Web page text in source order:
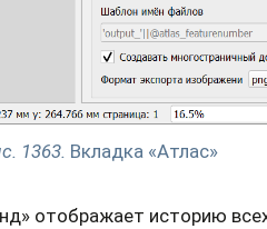
1363. Вкладка «Атлас»
отображает историю